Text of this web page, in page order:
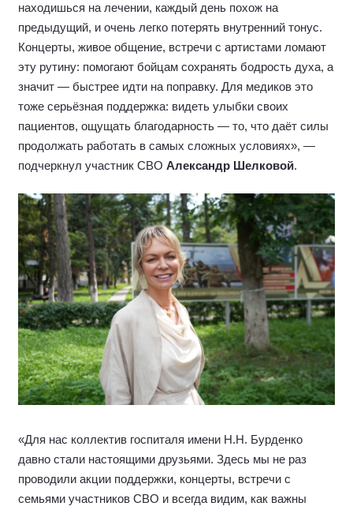
находишься на лечении, каждый день похож на
предыдущий, и очень легко потерять внутренний тонус.
Концерты, живое общение, встречи с артистами ломают
эту рутину: помогают бойцам сохранять бодрость духа, а
значит — быстрее идти на поправку. Для медиков это
тоже серьёзная поддержка: видеть улыбки своих
пациентов, ощущать благодарность — то, что даёт силы
продолжать работать в самых сложных условиях», —
подчеркнул участник СВО Александр Шелковой.
«Для нас коллектив госпиталя имени Н.Н. Бурденко
давно стали настоящими друзьями. Здесь мы не раз
проводили акции поддержки, концерты, встречи с
семьями участников СВО и всегда видим, как важны